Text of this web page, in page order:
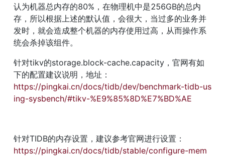
认为机器总内存的80%，在物理机中是256GB的总内
存，所以根据上述的默认值，会很大，当过多的业务并
发时，就会造成整个机器的内存使用过高，从而操作系
统会杀掉该组件。
针对tikv的storage.block-cache.capacity，官网有如
下的配置建议说明，地址：
https://pingkai.cn/docs/tidb/dev/benchmark-tidb-us
ing-sysbench/#tikv-%E9%85%8D%E7%BD%AE
针对TIDB的内存设置，建议参考官网进行设置：
https://pingkai.cn/docs/tidb/stable/configure-mem